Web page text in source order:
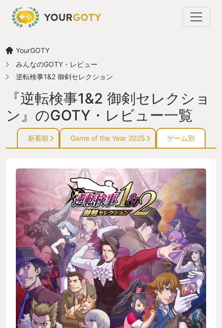
YourGOTY
みんなのGOTY・レビュー
逆転検事1&2 御剣セレクション
『逆転検事1&2 御剣セレクショ
ン』のGOTY・レビュー一覧
新着順 Game of the Year 2025 ゲーム別